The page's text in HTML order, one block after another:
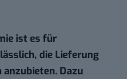
ist es für
die Lieferung
anzubieten. Dazu